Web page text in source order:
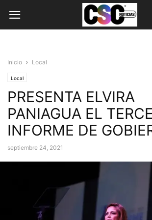
Inicio Local
Local
PRESENTA ELVIRA
PANIAGUA EL
INFORME DE
septiembre 24, 2021